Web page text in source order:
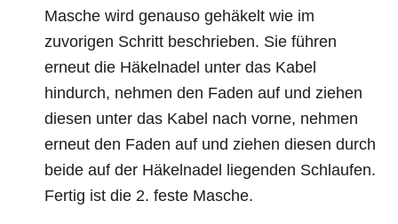
Masche wird genauso gehäkelt wie im
zuvorigen Schritt beschrieben. Sie führen
erneut die Häkelnadel unter das Kabel
hindurch, nehmen den Faden auf und ziehen
diesen unter das Kabel nach vorne, nehmen
erneut den Faden auf und ziehen diesen durch
beide auf der Häkelnadel liegenden Schlaufen.
Fertig ist die 2. feste Masche.